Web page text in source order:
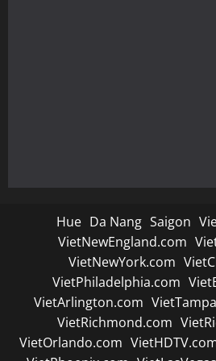
Hue Da Nang Saigon
VietNewEngland.com
VietNewYork.com
VietPhiladelphia.com
VietArlington.com
VietRichmond.com
VietOrlando.com